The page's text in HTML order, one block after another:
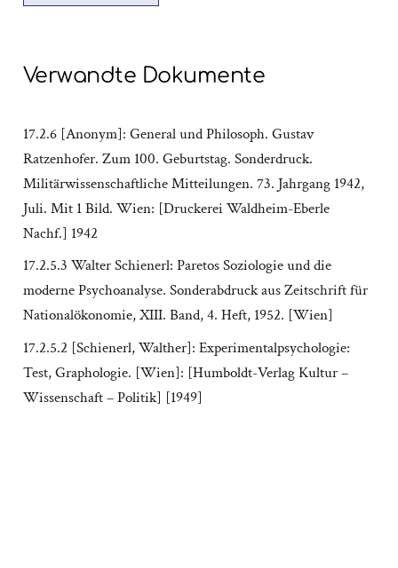
Verwandte Dokumente
17.2.6 [Anonym]: General und Philosoph. Gustav
Ratzenhofer. Zum 100. Geburtstag. Sonderdruck.
Militärwissenschaftliche Mitteilungen. 73. Jahrgang 1942,
Juli. Mit 1 Bild. Wien: [Druckerei Waldheim-Eberle
Nachf.] 1942
17.2.5.3 Walter Schienerl: Paretos Soziologie und die
moderne Psychoanalyse. Sonderabdruck aus Zeitschrift für
Nationalökonomie, XIII. Band, 4. Heft, 1952. [Wien]
17.2.5.2 [Schienerl, Walther]: Experimentalpsychologie:
Test, Graphologie. [Wien]: [Humboldt-Verlag Kultur –
Wissenschaft – Politik] [1949]